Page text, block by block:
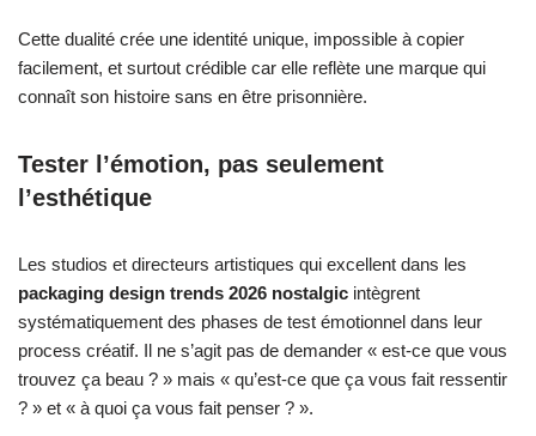
Cette dualité crée une identité unique, impossible à copier
facilement, et surtout crédible car elle reflète une marque qui
connaît son histoire sans en être prisonnière.
Tester l’émotion, pas seulement
l’esthétique
Les studios et directeurs artistiques qui excellent dans les
packaging design trends 2026 nostalgic intègrent
systématiquement des phases de test émotionnel dans leur
process créatif. Il ne s’agit pas de demander « est-ce que vous
trouvez ça beau ? » mais « qu’est-ce que ça vous fait ressentir
? » et « à quoi ça vous fait penser ? ».